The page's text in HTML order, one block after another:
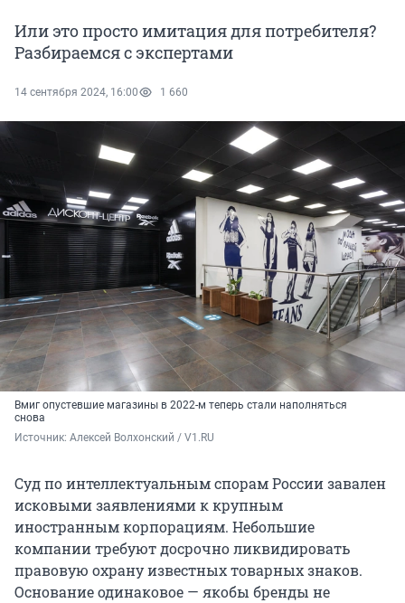
Или это просто имитация для потребителя?
Разбираемся с экспертами
14 сентября 2024, 16:00 1 660
Вмиг опустевшие магазины в 2022-м теперь стали наполняться
снова
Источник: Алексей Волхонский / V1.RU
Суд по интеллектуальным спорам России завален
исковыми заявлениями к крупным
иностранным корпорациям. Небольшие
компании требуют досрочно ликвидировать
правовую охрану известных товарных знаков.
Основание одинаковое — якобы бренды не